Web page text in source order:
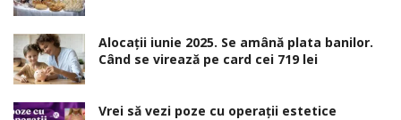
Alocaţii iunie 2025. Se amână plata banilor.
Când se virează pe card cei 719 lei
Vrei să vezi poze cu operații estetice